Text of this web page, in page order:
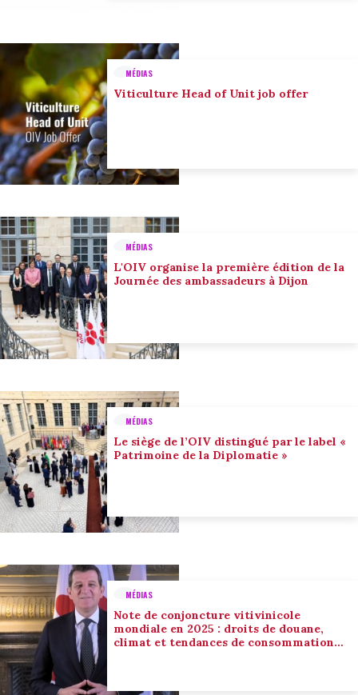
MÉDIAS
Viticulture Head of Unit job offer
MÉDIAS
L'OIV organise la première édition de la
Journée des ambassadeurs à Dijon
MÉDIAS
Le siège de l’OIV distingué par le label «
Patrimoine de la Diplomatie »
MÉDIAS
Note de conjoncture vitivinicole
mondiale en 2025 : droits de douane,
climat et tendances de consommation